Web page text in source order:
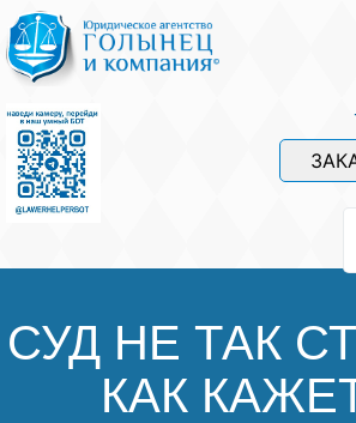
Услуги и наши специалисты
Оплата услуг
Задать вопрос
Отзывы
СУД НЕ ТАК
КАК